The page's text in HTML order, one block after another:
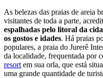
As belezas das praias de areia
visitantes de toda a parte,
espalhadas pelo litoral da
os gostos e idades. Há praias
populares, a praia do Jurerê
da localidade, frequentada por
resort em sua orla, que está
uma grande quantidade de